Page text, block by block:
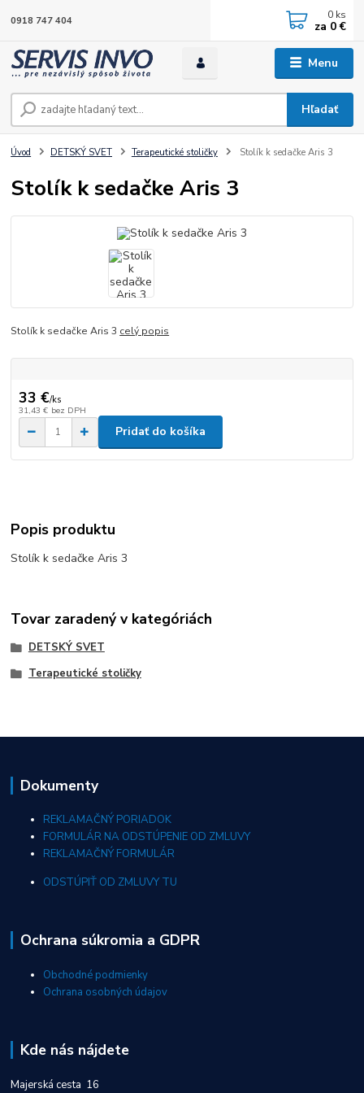
Menu
Hľadať
0918 747 404 0 ks
za 0 €
Úvod DETSKÝ SVET Terapeutické stoličky Stolík k sedačke Aris 3
Stolík k sedačke Aris 3
Stolík k sedačke Aris 3 celý popis
33 €/ks
31,43 € bez DPH
Pridať do košíka
Popis produktu
Stolík k sedačke Aris 3
Tovar zaradený v kategóriách
DETSKÝ SVET
Terapeutické stoličky
Dokumenty
REKLAMAČNÝ PORIADOK
FORMULÁR NA ODSTÚPENIE OD ZMLUVY
REKLAMAČNÝ FORMULÁR
ODSTÚPIŤ OD ZMLUVY TU
Ochrana súkromia a GDPR
Obchodné podmienky
Ochrana osobných údajov
Kde nás nájdete
Majerská cesta 16